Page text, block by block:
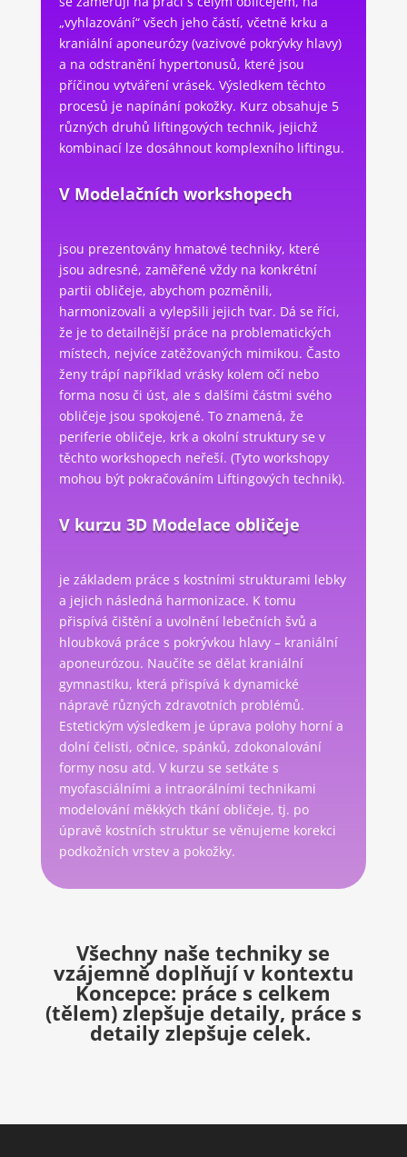
„vyhlazování“ všech jeho částí, včetně krku a
kraniální aponeurózy (vazivové pokrývky hlavy)
a na odstranění hypertonusů, které jsou
příčinou vytváření vrásek. Výsledkem těchto
procesů je napínání pokožky. Kurz obsahuje 5
různých druhů liftingových technik, jejichž
kombinací lze dosáhnout komplexního liftingu.
V Modelačních workshopech
jsou prezentovány hmatové techniky, které
jsou adresné, zaměřené vždy na konkrétní
partii obličeje, abychom pozměnili,
harmonizovali a vylepšili jejich tvar. Dá se říci,
že je to detailnější práce na problematických
místech, nejvíce zatěžovaných mimikou. Často
ženy trápí například vrásky kolem očí nebo
forma nosu či úst, ale s dalšími částmi svého
obličeje jsou spokojené. To znamená, že
periferie obličeje, krk a okolní struktury se v
těchto workshopech neřeší. (Tyto workshopy
mohou být pokračováním Liftingových technik).
V kurzu 3D Modelace obličeje
je základem práce s kostními strukturami lebky
a jejich následná harmonizace. K tomu
přispívá čištění a uvolnění lebečních švů a
hloubková práce s pokrývkou hlavy – kraniální
aponeurózou. Naučíte se dělat kraniální
gymnastiku, která přispívá k dynamické
nápravě různých zdravotních problémů.
Estetickým výsledkem je úprava polohy horní a
dolní čelisti, očnice, spánků, zdokonalování
formy nosu atd. V kurzu se setkáte s
myofasciálními a intraorálními technikami
modelování měkkých tkání obličeje, tj. po
úpravě kostních struktur se věnujeme korekci
podkožních vrstev a pokožky.
Všechny naše techniky se
vzájemně doplňují v kontextu
Koncepce: práce s celkem
(tělem) zlepšuje detaily, práce s
detaily zlepšuje celek.